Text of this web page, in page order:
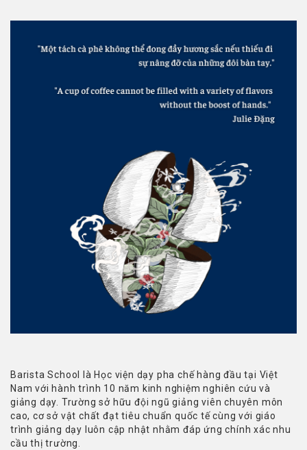
Barista School là Học viện dạy pha chế hàng đầu tại Việt
Nam với hành trình 10 năm kinh nghiệm nghiên cứu và
giảng dạy. Trường sở hữu đội ngũ giảng viên chuyên môn
cao, cơ sở vật chất đạt tiêu chuẩn quốc tế cùng với giáo
trình giảng dạy luôn cập nhật nhằm đáp ứng chính xác nhu
cầu thị trường.